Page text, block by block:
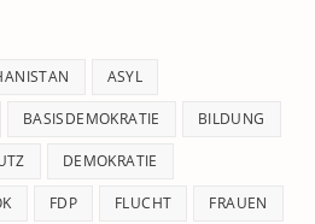
ASYL
BASISDEMOKRATIE BILDUNG
DEMOKRATIE
FDP FLUCHT FRAUEN